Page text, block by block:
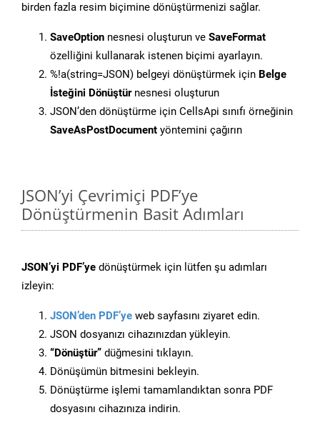
birden fazla resim biçimine dönüştürmenizi sağlar.
SaveOption nesnesi oluşturun ve SaveFormat
özelliğini kullanarak istenen biçimi ayarlayın.
%!a(string=JSON) belgeyi dönüştürmek için Belge
İsteğini Dönüştürnesnesi oluşturun
JSON’den dönüştürme için CellsApi sınıfı örneğinin
SaveAsPostDocument yöntemini çağırın
JSON’yi Çevrimiçi PDF’ye
Dönüştürmenin Basit Adımları
JSON’yi PDF’ye dönüştürmek için lütfen şu adımları
izleyin:
JSON’den PDF’ye web sayfasını ziyaret edin.
JSON dosyanızı cihazınızdan yükleyin.
“Dönüştür” düğmesini tıklayın.
Dönüşümün bitmesini bekleyin.
Dönüştürme işlemi tamamlandıktan sonra PDF
dosyasını cihazınıza indirin.